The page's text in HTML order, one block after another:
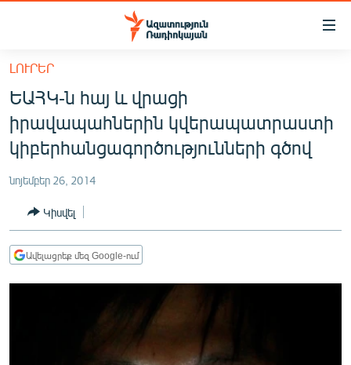
Մատչելիության
հիմնական
բովանդակությանը
Անցնել
հիմնական
մենյուին
ՔԱՂԱՔԱԿԱՆ
ՀԱՍԱՐԱԿՈՒԹՅՈՒՆ
ՏՆՏԵՍՈՒԹՅՈՒՆ
ՂԱՐԱԲԱՂ
ՊԱՏԵՐԱԶՄԻ 6 ՇԱԲԱԹՆԵՐԸ
ԼՈՒՐԵՐ
ԵԱՀԿ-ն հայ և վրացի
իրավապահներին կվերապատրաստի
կիբերհանցագործությունների գծով
նոյեմբեր 26, 2014
Կիսվել
Ավելացրեք մեզ Google-ում